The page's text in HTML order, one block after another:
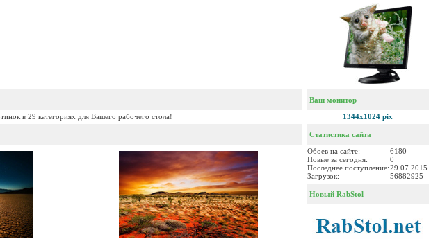
в 29 категориях для Вашего рабочего стола!
Ваш монитор
1344x1024 pix
Статистика сайта
Обоев на сайте:
6180
Новые за сегодня:
0
Последнее поступление:29.07.2015
Загрузок:
56882925
Новый RabStol